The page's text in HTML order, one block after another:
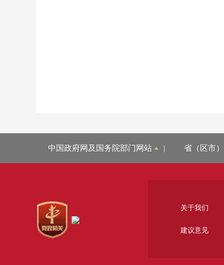
中国政府网及国务院部门网站 | 省（区市
关于我们
建议意见